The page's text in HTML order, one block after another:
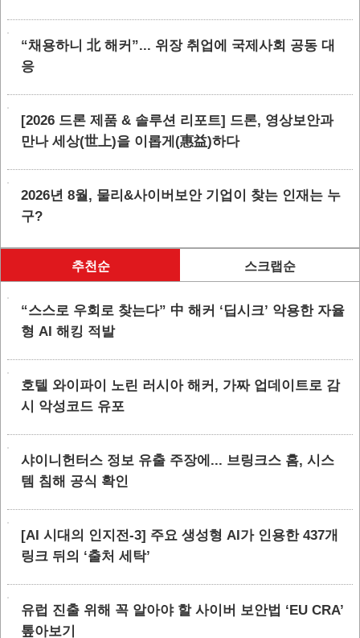
“채용하니 北 해커”... 위장 취업에 국제사회 공동 대
응
[2026 드론 제품 & 솔루션 리포트] 드론, 영상보안과
만나 세상(世上)을 이롭게(惠益)하다
2026년 8월, 물리&사이버보안 기업이 찾는 인재는 누
구?
추천순 스크랩순
“스스로 우회로 찾는다” 中 해커 ‘딥시크’ 악용한 자율
형 AI 해킹 적발
호텔 와이파이 노린 러시아 해커, 가짜 업데이트로 감
시 악성코드 유포
샤이니헌터스 정보 유출 주장에... 브링크스 홈, 시스
템 침해 공식 확인
[AI 시대의 인지전-3] 주요 생성형 AI가 인용한 437개
링크 뒤의 ‘출처 세탁’
유럽 진출 위해 꼭 알아야 할 사이버 보안법 ‘EU CRA’
톺아보기